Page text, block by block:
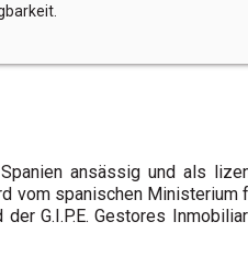
ansässig und als
vom spanischen Ministerium
G.I.P.E. Gestores